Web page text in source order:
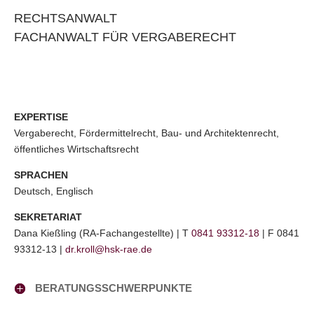
RECHTSANWALT
FACHANWALT FÜR VERGABERECHT
EXPERTISE
Vergaberecht, Fördermittelrecht, Bau- und Architektenrecht,
öffentliches Wirtschaftsrecht
SPRACHEN
Deutsch, Englisch
SEKRETARIAT
Dana Kießling (RA-Fachangestellte) | T 0841 93312-18 | F 0841
93312-13 | dr.kroll@hsk-rae.de
BERATUNGSSCHWERPUNKTE